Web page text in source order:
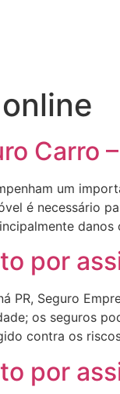
Carro
um
é necessário
por
PR, Seguro
os seguros
contra os
por